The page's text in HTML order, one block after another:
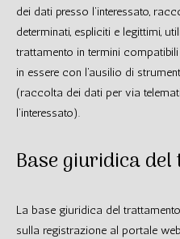
dei dati presso l’interessato,
determinati, espliciti e legittimi,
trattamento in termini
in essere con l’ausilio di
(raccolta dei dati per via
l’interessato).
Base giuridica
La base giuridica del
sulla registrazione al portale